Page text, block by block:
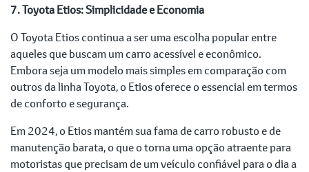
7. Toyota Etios: Simplicidade e Economia
O Toyota Etios continua a ser uma escolha popular entre
aqueles que buscam um carro acessível e econômico.
Embora seja um modelo mais simples em comparação com
outros da linha Toyota, o Etios oferece o essencial em termos
de conforto e segurança.
Em 2024, o Etios mantém sua fama de carro robusto e de
manutenção barata, o que o torna uma opção atraente para
motoristas que precisam de um veículo confiável para o dia a